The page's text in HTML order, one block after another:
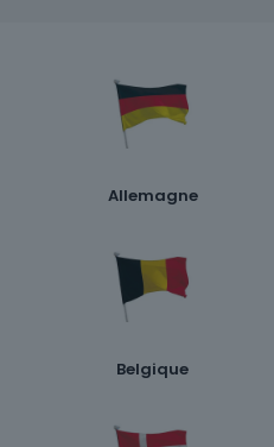
Allemagne
Belgique